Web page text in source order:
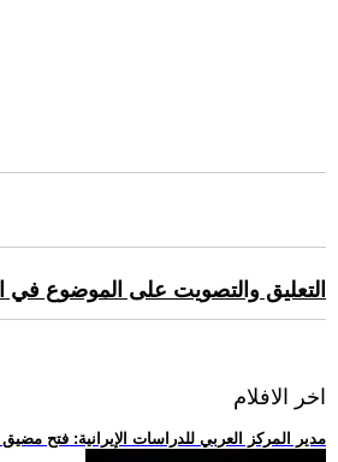
التعليق والتصويت على الموضوع في
اخر الافلام
.. مدير المركز العربي للدراسات الإيرانية: فتح